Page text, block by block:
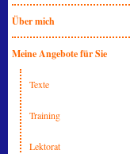
Über mich
Meine Angebote für Sie
Texte
Training
Lektorat